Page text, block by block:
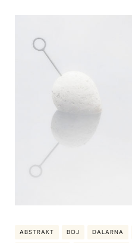
ABSTRAKT BOJ DALARNA